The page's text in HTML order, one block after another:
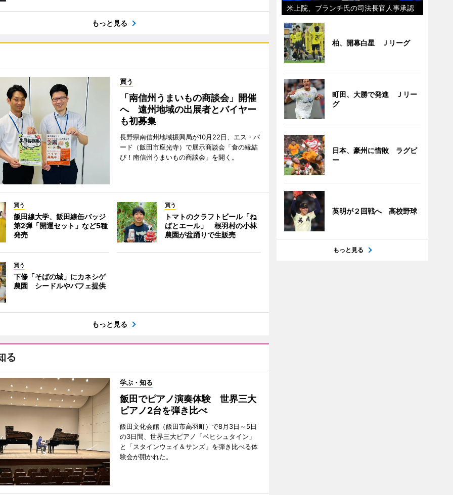
もっと見る
買う
「南信州うまいもの商談会」開催
へ 遠州地域の出展者とバイヤー
も初募集
長野県南信州地域振興局が10月22日、エス・バ
ード（飯田市座光寺）で展示商談会「食の縁結
び！南信州うまいもの商談会」を開く。
買う
飯田線大学、飯田線缶バッジ
第2弾「開運セット」など5種
発売
買う
トマトのクラフトビール「ね
ばとエール」 根羽村の小林
農園が盆踊りで生販売
買う
下條「そばの城」にカネシゲ
農園 シードルやパフェ提供
もっと見る
る
学ぶ・知る
飯田でピアノ演奏体験 世界三大
ピアノ2台を弾き比べ
飯田文化会館（飯田市高羽町）で8月3日～5日
の3日間、世界三大ピアノ「ベヒシュタイン」
と「スタインウェイ＆サンズ」を弾き比べる体
験会が開かれた。
米上院、ブランチ氏の司法長官人事承認
柏、開幕白星 Ｊリーグ
町田、大勝で発進 Ｊリー
グ
日本、豪州に惜敗 ラグビ
ー
英明が２回戦へ 高校野球
もっと見る